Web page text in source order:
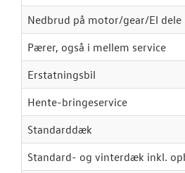
Nedbrud på motor/gear/El dele
Pærer, også i mellem service
Erstatningsbil
Hente-bringeservice
Standarddæk
Standard- og vinterdæk inkl.